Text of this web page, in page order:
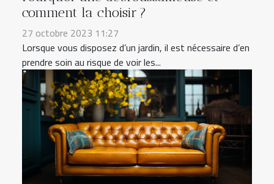
comment la choisir ?
27 octobre 2023 11:27
Lorsque vous disposez d’un jardin, il est nécessaire d’en
prendre soin au risque de voir les...